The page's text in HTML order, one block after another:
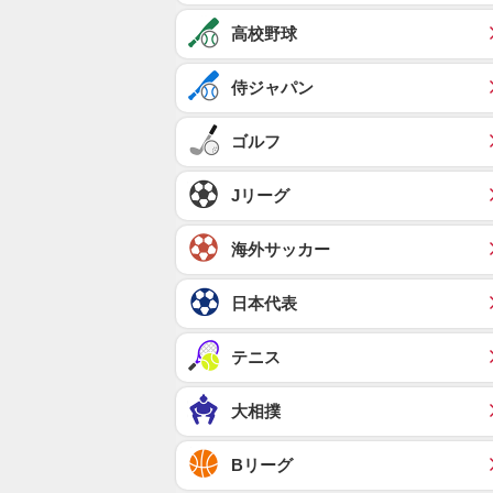
高校野球
侍ジャパン
ゴルフ
Jリーグ
海外サッカー
日本代表
テニス
大相撲
Bリーグ